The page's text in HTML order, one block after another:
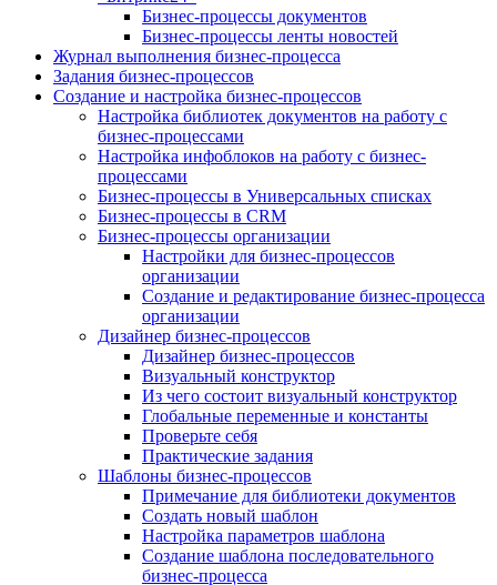
Бизнес-процессы документов
Бизнес-процессы ленты новостей
Журнал выполнения бизнес-процесса
Задания бизнес-процессов
Создание и настройка бизнес-процессов
Настройка библиотек документов на работу с
бизнес-процессами
Настройка инфоблоков на работу с бизнес-
процессами
Бизнес-процессы в Универсальных списках
Бизнес-процессы в CRM
Бизнес-процессы организации
Настройки для бизнес-процессов
организации
Создание и редактирование бизнес-процесса
организации
Дизайнер бизнес-процессов
Дизайнер бизнес-процессов
Визуальный конструктор
Из чего состоит визуальный конструктор
Глобальные переменные и константы
Проверьте себя
Практические задания
Шаблоны бизнес-процессов
Примечание для библиотеки документов
Создать новый шаблон
Настройка параметров шаблона
Создание шаблона последовательного
бизнес-процесса